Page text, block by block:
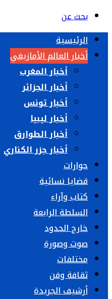
بحث عن
الرئيسية
أخبار العالم الأمازيغي
أخبار المغرب
أخبار الجزائر
أخبار تونس
أخبار ليبيا
أخبار الطوارق
أخبار جزر الكناري
حوارات
قضايا نسائية
كتاب وآراء
السلطة الرابعة
خارج الحدود
صوت وصورة
مختلفات
ثقافة وفن
أرشيف الجريدة